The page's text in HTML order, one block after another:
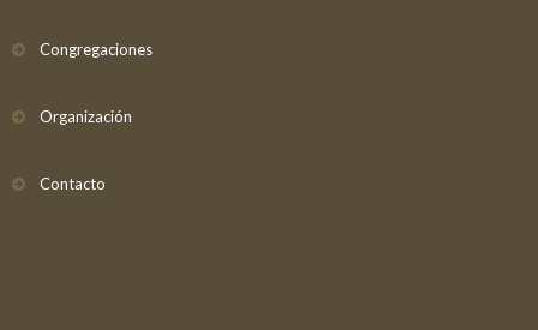
Congregaciones
Organización
Contacto